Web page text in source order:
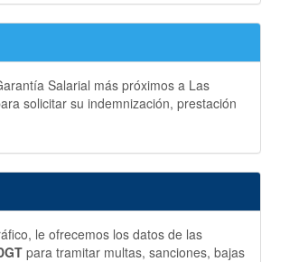
Salarial más próximos a Las
solicitar su indemnización, prestación
le ofrecemos los datos de las
para tramitar multas, sanciones, bajas